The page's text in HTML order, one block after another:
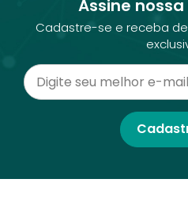
Assine
Cadastre-se e receba